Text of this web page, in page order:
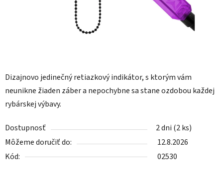
Dizajnovo jedinečný retiazkový indikátor, s ktorým vám
neunikne žiaden záber a nepochybne sa stane ozdobou každej
rybárskej výbavy.
Dostupnosť 2 dni (2 ks)
Môžeme doručiť do:
12.8.2026
Kód:
02530